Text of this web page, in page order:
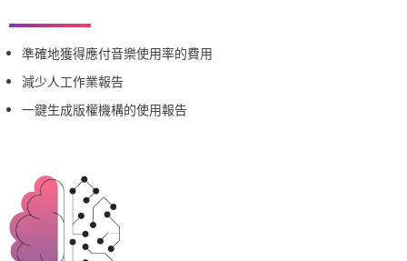
準確地獲得應付音樂使用率的費用
減少人工作業報告
一鍵生成版權機構的使用報告